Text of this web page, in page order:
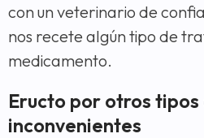
con un veterinario de
nos recete algún tipo de
medicamento.
Eructo por otros tipos
inconvenientes